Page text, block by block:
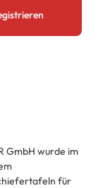
GmbH wurde im
für